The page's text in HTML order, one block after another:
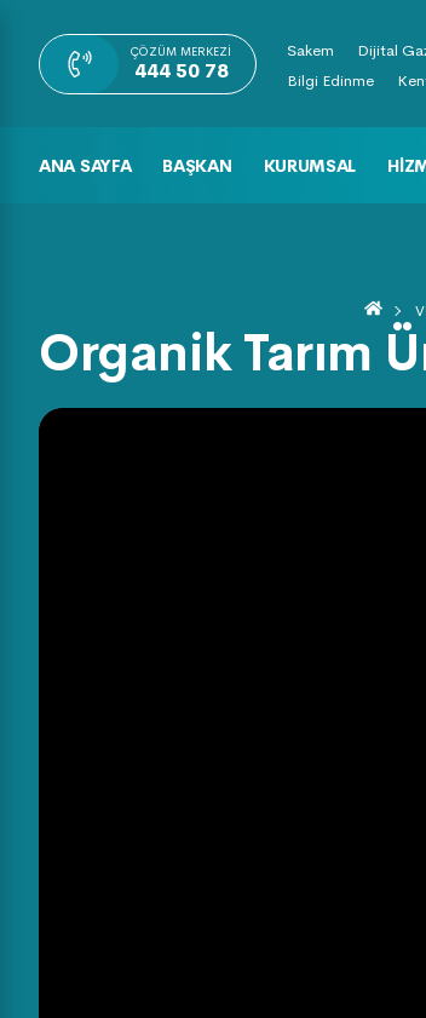
ÇÖZÜM MERKEZI
444 50 78
Sakem Dijital
Bilgi Edinme
ANA SAYFA BAŞKAN KURUMSAL
Organik Tarım